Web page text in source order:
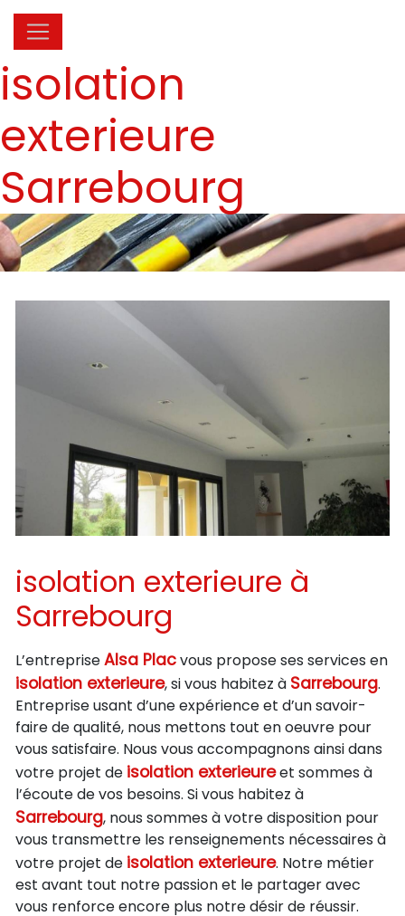
isolation
exterieure
Sarrebourg
isolation exterieure à
Sarrebourg
L’entrepriseAlsa Placvous propose ses services en
isolation exterieure, si vous habitez à Sarrebourg.
Entreprise usant d’une expérience et d’un savoir-
faire de qualité, nous mettons tout en oeuvre pour
vous satisfaire. Nous vous accompagnons ainsi dans
votre projet de isolation exterieureet sommes à
l’écoute de vos besoins. Si vous habitez à
Sarrebourg, nous sommes à votre disposition pour
vous transmettre les renseignements nécessaires à
votre projet de isolation exterieure. Notre métier
est avant tout notre passion et le partager avec
vous renforce encore plus notre désir de réussir.
Panneau de gestion des cookies